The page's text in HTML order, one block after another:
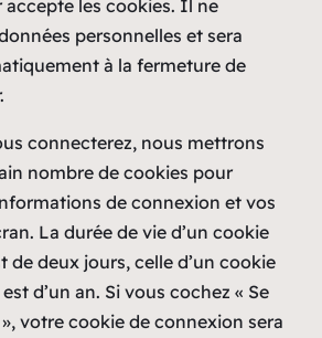
les cookies. Il ne
personnelles et sera
à la fermeture de
connecterez, nous mettrons
nombre de cookies pour
de connexion et vos
La durée de vie d’un cookie
de deux jours, celle d’un cookie
d’un an. Si vous cochez « Se
votre cookie de connexion sera